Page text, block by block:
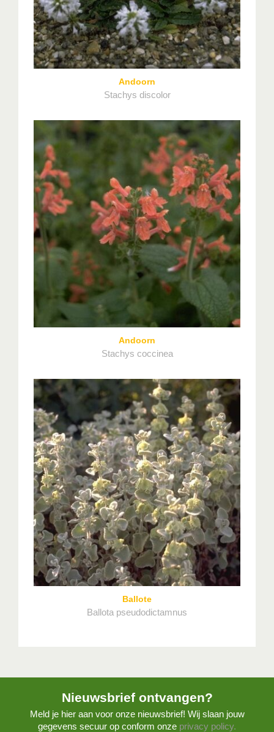
Andoorn
Stachys discolor
Andoorn
Stachys coccinea
Ballote
Ballota pseudodictamnus
Nieuwsbrief ontvangen?
Meld je hier aan voor onze nieuwsbrief! Wij slaan jouw
gegevens secuur op conform onze privacy policy.